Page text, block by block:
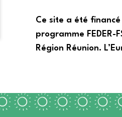
Ce site a été
programme FEDER-
Région Réunion.